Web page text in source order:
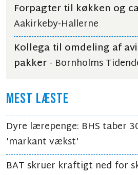
Forpagter til køkken og
Aakirkeby-Hallerne
Kollega til omdeling af
pakker- Bornholms
MEST LÆSTE
Dyre lærepenge: BHS taber
'markant vækst'
BAT skruer kraftigt ned for